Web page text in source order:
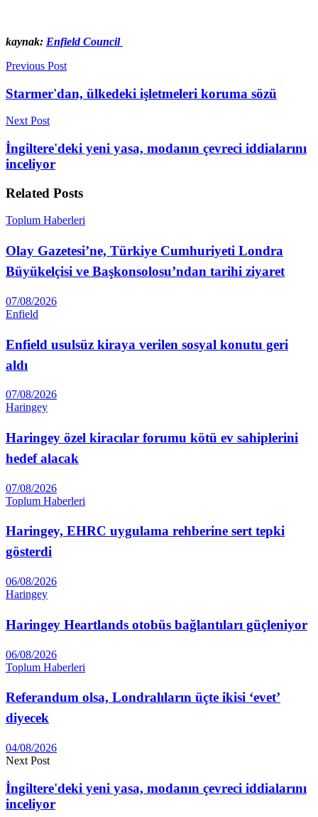
kaynak: Enfield Council
Previous Post
Starmer'dan, ülkedeki işletmeleri koruma sözü
Next Post
İngiltere'deki yeni yasa, modanın çevreci iddialarını
inceliyor
Related Posts
Toplum Haberleri
Olay Gazetesi’ne, Türkiye Cumhuriyeti Londra
Büyükelçisi ve Başkonsolosu’ndan tarihi ziyaret
07/08/2026
Enfield
Enfield usulsüz kiraya verilen sosyal konutu geri
aldı
07/08/2026
Haringey
Haringey özel kiracılar forumu kötü ev sahiplerini
hedef alacak
07/08/2026
Toplum Haberleri
Haringey, EHRC uygulama rehberine sert tepki
gösterdi
06/08/2026
Haringey
Haringey Heartlands otobüs bağlantıları güçleniyor
06/08/2026
Toplum Haberleri
Referandum olsa, Londralıların üçte ikisi ‘evet’
diyecek
04/08/2026
Next Post
İngiltere'deki yeni yasa, modanın çevreci iddialarını
inceliyor